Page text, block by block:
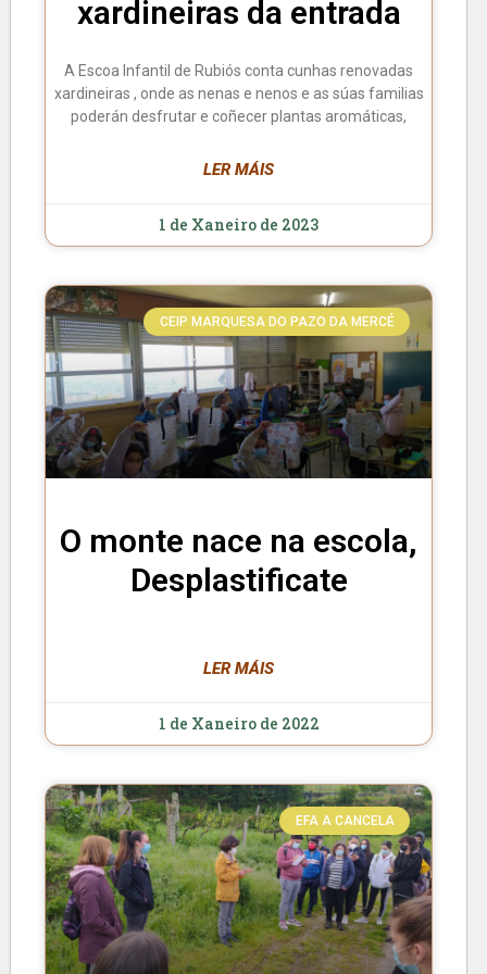
xardineiras da entrada
A Escoa Infantil de Rubiós conta cunhas renovadas
xardineiras , onde as nenas e nenos e as súas familias
poderán desfrutar e coñecer plantas aromáticas,
LER MÁIS
1 de Xaneiro de 2023
CEIP MARQUESA DO PAZO DA MERCÉ
O monte nace na escola,
Desplastificate
LER MÁIS
1 de Xaneiro de 2022
EFA A CANCELA